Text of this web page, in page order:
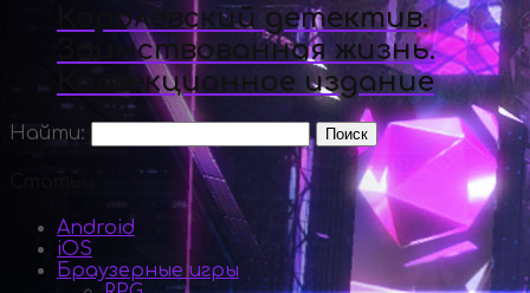
Королевский детектив.
Заимствованная жизнь.
Коллекционное издание
Найти:
Android
iOS
Браузерные игры